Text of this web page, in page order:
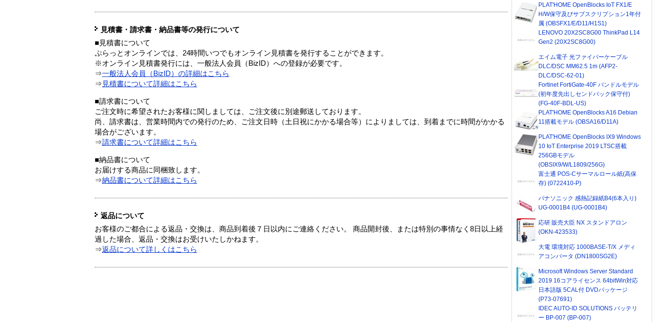
見積書・請求書・納品書等の発行について
■見積書について
ぷらっとオンラインでは、24時間いつでもオンライン見積書を発行することができます。
※オンライン見積書発行には、一般法人会員（BizID）への登録が必要です。
⇒一般法人会員（BizID）の詳細はこちら
⇒ 見積書について詳細はこちら
■請求書について
ご注文時に希望されたお客様に関しましては、ご注文後に別途郵送しております。
尚、請求書は、営業時間内での発行のため、ご注文日時（土日祝にかかる場合等）によりましては、到着までに時間がかかる
場合がございます。
⇒請求書について詳細はこちら
■納品書について
お届けする商品に同梱致します。
⇒納品書について詳細はこちら
返品について
お客様のご都合による返品・交換は、商品到着後７日以内にご連絡ください。 商品開封後、または特別の事情なく8日以上経
過した場合、返品・交換はお受けいたしかねます。
⇒返品について詳しくはこちら
PLAT'HOME OpenBlocks IoT FX1/E
H/W保守及びサブスクリプション1年付
属 (OBSFX1/E/D11/H1S1)
LENOVO 20X2SC8G00 ThinkPad L14
Gen2 (20X2SC8G00)
エイム電子 光ファイバーケーブル
DLC/DSC MM62.5 1m (AFP2-
DLC/DSC-62-01)
Fortinet FortiGate-40F バンドルモデル
(初年度先出しセンドバック保守付)
(FG-40F-BDL-US)
PLAT'HOME OpenBlocks A16 Debian
11搭載モデル (OBSA16/D11A)
PLAT'HOME OpenBlocks IX9 Windows
10 IoT Enterprise 2019 LTSC搭載
256GBモデル
(OBSIX9/W/L1809/256G)
富士通 POS-Cサーマルロール紙(高保
存) (0722410-P)
パナソニック 感熱記録紙B4(6本入り)
UG-0001B4 (UG-0001B4)
応研 販売大臣 NX スタンドアロン
(OKN-423533)
大電 環境対応 1000BASE-T/X メディ
アコンバータ (DN1800SG2E)
Microsoft Windows Server Standard
2019 16コアライセンス 64bitWin対応
日本語版 5CAL付 DVDパッケージ
(P73-07691)
IDEC AUTO-ID SOLUTIONS バッテリ
ー BP-007 (BP-007)